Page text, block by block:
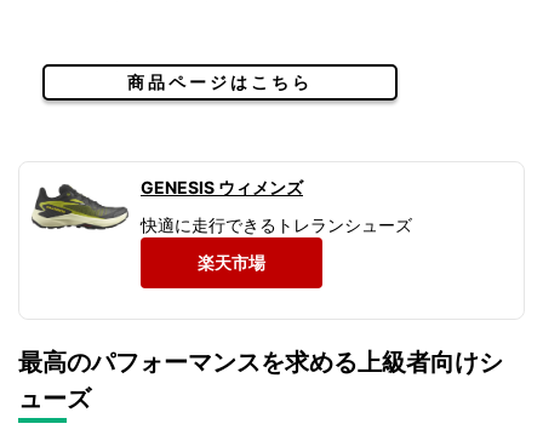
商品ページはこちら
GENESIS ウィメンズ
快適に走行できるトレランシューズ
楽天市場
最高のパフォーマンスを求める上級者向けシ
ューズ